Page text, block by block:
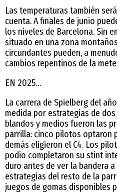
Las temperaturas también
cuenta. A finales de junio
los niveles de Barcelona. Sin
situado en una zona
circundantes pueden, a
cambios repentinos de la
EN 2025…
La carrera de Spielberg del
medida por estrategias de
blandos y medios fueron las
parrilla: cinco pilotos optaron
demás eligieron el C4. Los
podio completaron su stint
duro antes de ver la bandera
estrategias del resto de la
juegos de gomas disponibles